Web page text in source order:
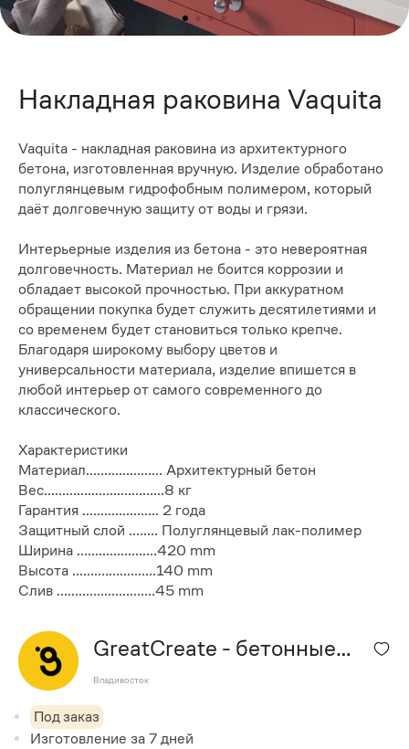
Накладная раковина Vaquita
Vaquita - накладная раковина из архитектурного
бетона, изготовленная вручную. Изделие обработано
полуглянцевым гидрофобным полимером, который
даёт долговечную защиту от воды и грязи.
Интерьерные изделия из бетона - это невероятная
долговечность. Материал не боится коррозии и
обладает высокой прочностью. При аккуратном
обращении покупка будет служить десятилетиями и
со временем будет становиться только крепче.
Благодаря широкому выбору цветов и
универсальности материала, изделие впишется в
любой интерьер от самого современного до
классического.
Характеристики
Материал..................... Архитектурный бетон
Вес.................................8 кг
Гарантия ..................... 2 года
Защитный слой ........ Полуглянцевый лак-полимер
Ширина ......................420 mm
Высота .......................140 mm
Слив ...........................45 mm
GreatCreate - бетонные
раковины
Владивосток
Под заказ
Изготовление за7 дней